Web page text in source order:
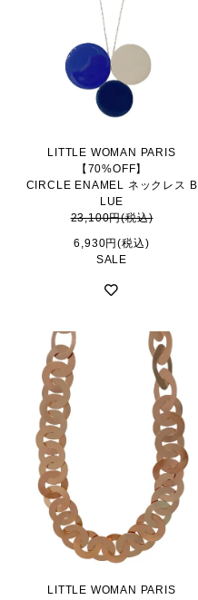
LITTLE WOMAN PARIS
【70%OFF】
CIRCLE ENAMEL ネックレス B
LUE
23,100円(税込)
6,930円(税込)
SALE
LITTLE WOMAN PARIS